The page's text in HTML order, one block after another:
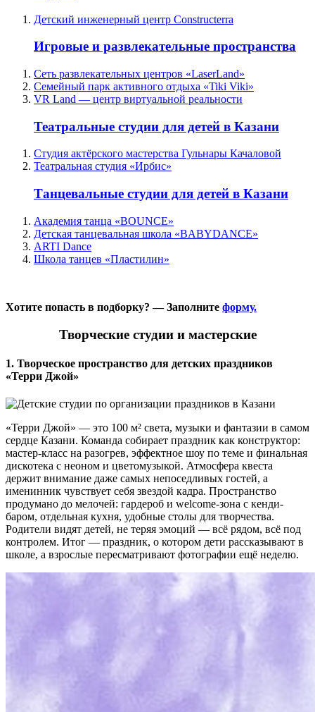
Детский инженерный центр Constructerra
Игровые и развлекательные пространства
Сеть развлекательных центров «LaserLand»
Семейный парк активного отдыха «Tiki Viki»
VR Land — центр виртуальной реальности
Театральные студии для детей в Казани
Студия актёрского мастерства Гульнары Качаловой
Театральная студия «Ирбис»
Танцевальные студии для детей в Казани
Академия танца «BOUNCE»
Детская танцевальная школа «BABYDANCE»
ARTI Dance
Школа танцев «Пластилин»
Хотите попасть в подборку? — Заполните форму.
Творческие студии и мастерские
1. Творческое пространство для детских праздников
«Терри Джой»
«Терри Джой» — это 100 м² света, музыки и фантазии в самом
сердце Казани. Команда собирает праздник как конструктор:
мастер-класс на разогрев, эффектное шоу по теме и финальная
дискотека с неоном и цветомузыкой. Атмосфера квеста
держит внимание даже самых непоседливых гостей, а
именинник чувствует себя звездой кадра. Пространство
продумано до мелочей: гардероб и welcome-зона с кенди-
баром, отдельная кухня, удобные столы для творчества.
Родители видят детей, не теряя эмоций — всё рядом, всё под
контролем. Итог — праздник, о котором дети рассказывают в
школе, а взрослые пересматривают фотографии ещё неделю.